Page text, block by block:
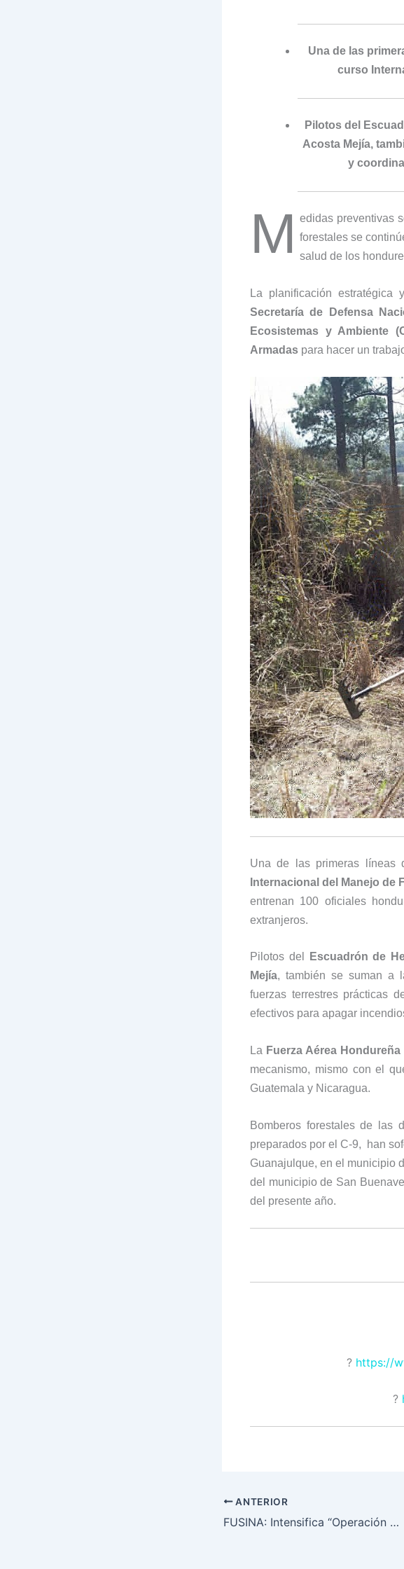
Una de las
curso
Pilotos del
Acosta Mejía,
y
M
edidas preventivas
forestales se
salud de los
La planificación
Secretaría de Defensa
Ecosistemas y Ambiente
Armadas para hacer un
Una de las primeras líneas
Internacional del Manejo de
entrenan 100 oficiales
extranjeros.
Pilotos del Escuadrón de
Mejía, también se suman a
fuerzas terrestres prácticas
efectivos para apagar
La Fuerza Aérea Hondureña
mecanismo, mismo con el
Guatemala y Nicaragua.
Bomberos forestales de las
preparados por el C-9, han
Guanajulque, en el municipio
del municipio de San
del presente año.
? https://
?
ANTERIOR
FUSINA: Intensifica “Operación Morazán II”